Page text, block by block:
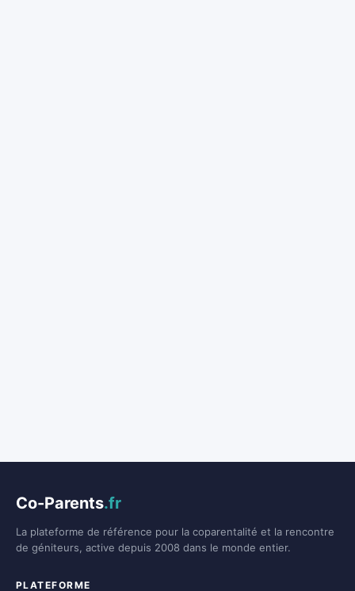
Co-Parents.fr
La plateforme de référence pour la coparentalité et la rencontre
de géniteurs, active depuis 2008 dans le monde entier.
PLATEFORME